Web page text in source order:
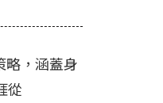
略，涵蓋身
從